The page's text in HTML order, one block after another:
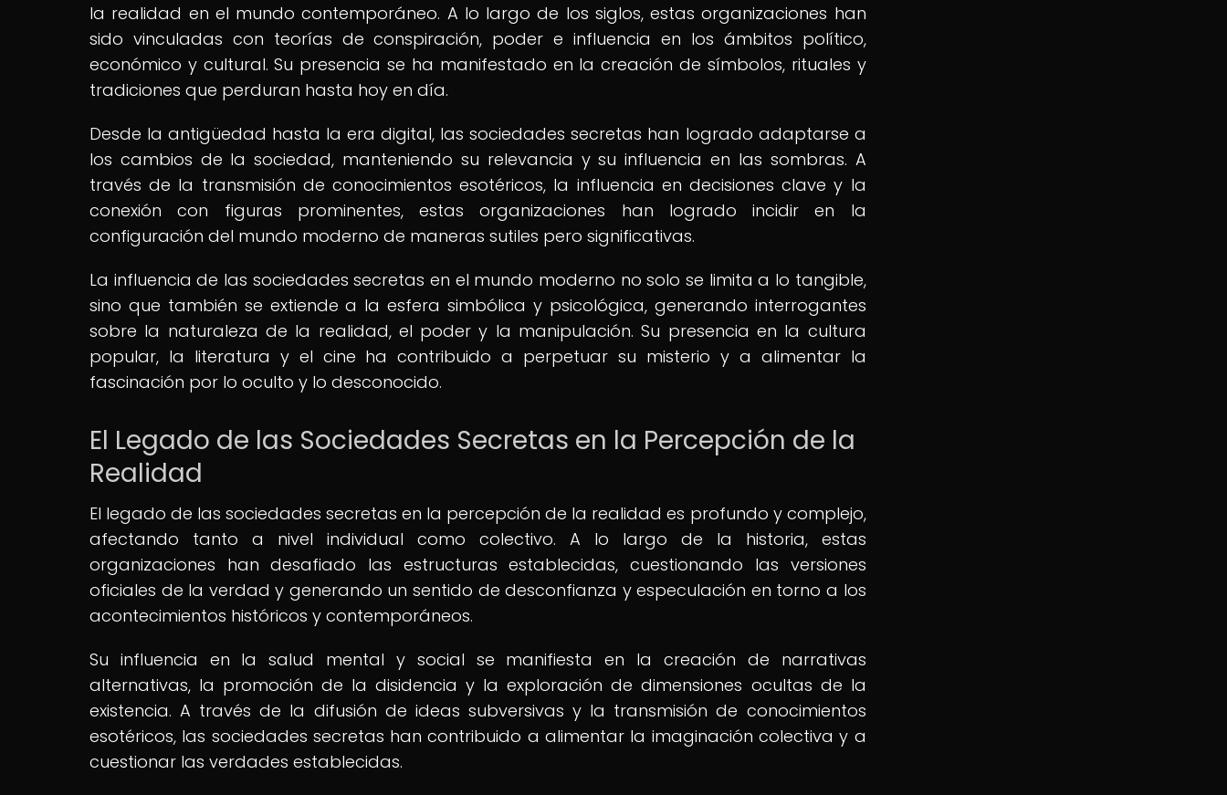
la realidad en el mundo contemporáneo. A lo largo de los siglos, estas organizaciones han
sido vinculadas con teorías de conspiración, poder e influencia en los ámbitos político,
económico y cultural. Su presencia se ha manifestado en la creación de símbolos, rituales y
tradiciones que perduran hasta hoy en día.
Desde la antigüedad hasta la era digital, las sociedades secretas han logrado adaptarse a
los cambios de la sociedad, manteniendo su relevancia y su influencia en las sombras. A
través de la transmisión de conocimientos esotéricos, la influencia en decisiones clave y la
conexión con figuras prominentes, estas organizaciones han logrado incidir en la
configuración del mundo moderno de maneras sutiles pero significativas.
La influencia de las sociedades secretas en el mundo moderno no solo se limita a lo tangible,
sino que también se extiende a la esfera simbólica y psicológica, generando interrogantes
sobre la naturaleza de la realidad, el poder y la manipulación. Su presencia en la cultura
popular, la literatura y el cine ha contribuido a perpetuar su misterio y a alimentar la
fascinación por lo oculto y lo desconocido.
El Legado de las Sociedades Secretas en la Percepción de la
Realidad
El legado de las sociedades secretas en la percepción de la realidad es profundo y complejo,
afectando tanto a nivel individual como colectivo. A lo largo de la historia, estas
organizaciones han desafiado las estructuras establecidas, cuestionando las versiones
oficiales de la verdad y generando un sentido de desconfianza y especulación en torno a los
acontecimientos históricos y contemporáneos.
Su influencia en la salud mental y social se manifiesta en la creación de narrativas
alternativas, la promoción de la disidencia y la exploración de dimensiones ocultas de la
existencia. A través de la difusión de ideas subversivas y la transmisión de conocimientos
esotéricos, las sociedades secretas han contribuido a alimentar la imaginación colectiva y a
cuestionar las verdades establecidas.